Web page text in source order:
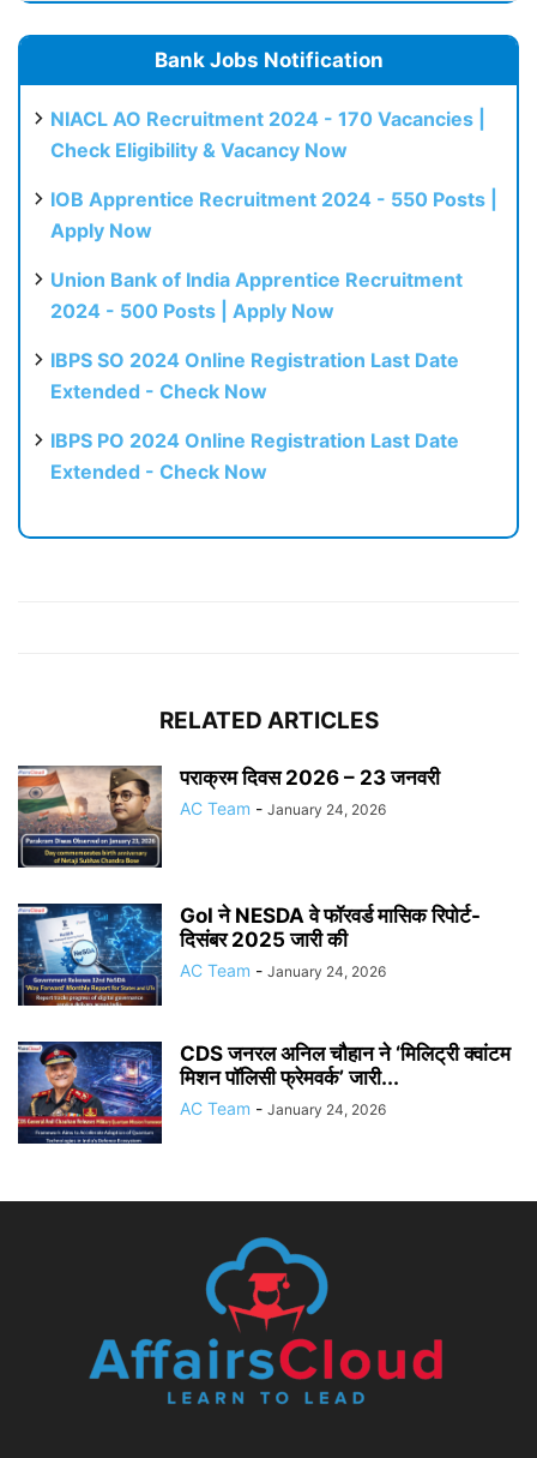
Bank Jobs Notification
NIACL AO Recruitment 2024 - 170 Vacancies |
Check Eligibility & Vacancy Now
IOB Apprentice Recruitment 2024 - 550 Posts |
Apply Now
Union Bank of India Apprentice Recruitment
2024 - 500 Posts | Apply Now
IBPS SO 2024 Online Registration Last Date
Extended - Check Now
IBPS PO 2024 Online Registration Last Date
Extended - Check Now
RELATED ARTICLES
पराक्रम दिवस 2026 – 23 जनवरी
AC Team - January 24, 2026
GoI ने NESDA वे फॉरवर्ड मासिक रिपोर्ट-
दिसंबर 2025 जारी की
AC Team - January 24, 2026
CDS जनरल अनिल चौहान ने ‘मिलिट्री क्वांटम
मिशन पॉलिसी फ्रेमवर्क’ जारी...
AC Team - January 24, 2026